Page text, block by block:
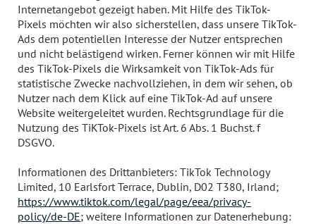
Internetangebot gezeigt haben. Mit Hilfe des TikTok-
Pixels möchten wir also sicherstellen, dass unsere TikTok-
Ads dem potentiellen Interesse der Nutzer entsprechen
und nicht belästigend wirken. Ferner können wir mit Hilfe
des TikTok-Pixels die Wirksamkeit von TikTok-Ads für
statistische Zwecke nachvollziehen, in dem wir sehen, ob
Nutzer nach dem Klick auf eine TikTok-Ad auf unsere
Website weitergeleitet wurden. Rechtsgrundlage für die
Nutzung des TiKTok-Pixels ist Art. 6 Abs. 1 Buchst. f
DSGVO.
Informationen des Drittanbieters: TikTok Technology
Limited, 10 Earlsfort Terrace, Dublin, D02 T380, Irland;
https://www.tiktok.com/legal/page/eea/privacy-
policy/de-DE; weitere Informationen zur Datenerhebung: